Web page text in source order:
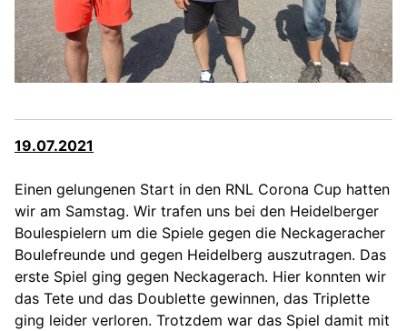
19.07.2021
Einen gelungenen Start in den RNL Corona Cup hatten
wir am Samstag. Wir trafen uns bei den Heidelberger
Boulespielern um die Spiele gegen die Neckageracher
Boulefreunde und gegen Heidelberg auszutragen. Das
erste Spiel ging gegen Neckagerach. Hier konnten wir
das Tete und das Doublette gewinnen, das Triplette
ging leider verloren. Trotzdem war das Spiel damit mit